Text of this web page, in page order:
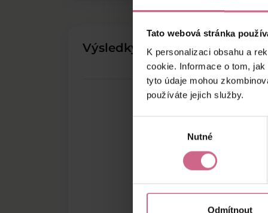
Tato webová stránka
K personalizaci obsahu a
cookie. Informace o tom,
tyto údaje mohou
používáte jejich služby.
Nutné
Odmítnout
Výsledky těžby